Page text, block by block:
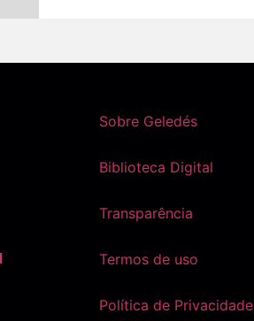
Sobre Geledés
Biblioteca Digital
Transparência
Termos de uso
Política de Privacidade